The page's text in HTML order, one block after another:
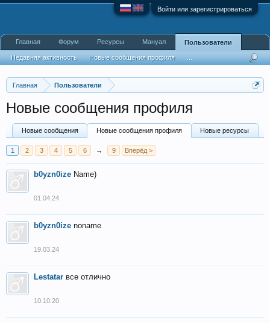
Войти или зарегистрироваться
Главная Пользователи
Новые сообщения профиля
Новые сообщения Новые сообщения профиля Новые ресурсы
1 2 3 4 5 6 → 9 Вперёд >
b0yzn0ize Name)
01.04.24
b0yzn0ize noname
19.03.24
Lestatar все отлично
10.10.20
Главная Форум Ресурсы Мануал Пользователи
Недавняя активность Новые сообщения профиля